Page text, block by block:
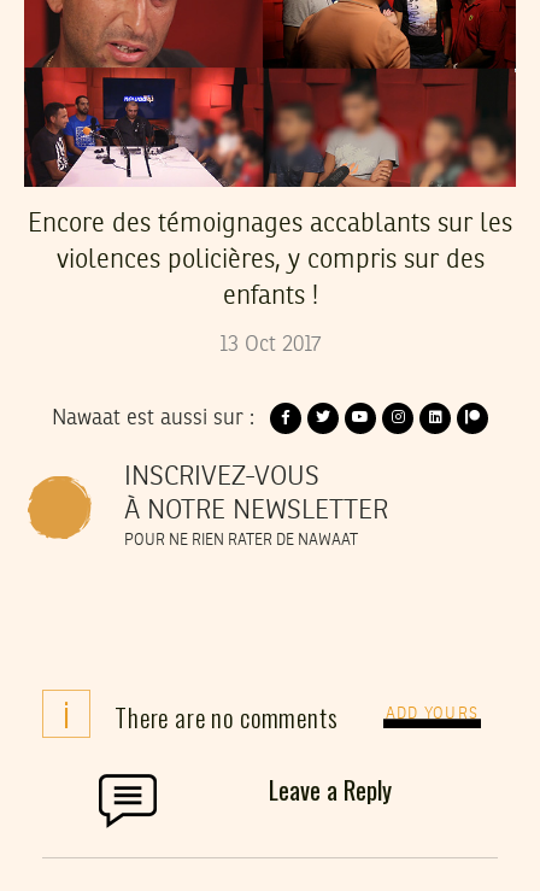
Encore des témoignages accablants sur les
violences policières, y compris sur des
enfants !
13 Oct 2017
Nawaat est aussi sur :
INSCRIVEZ-VOUS
À NOTRE NEWSLETTER
POUR NE RIEN RATER DE NAWAAT
i There are no comments ADD YOURS
Leave a Reply